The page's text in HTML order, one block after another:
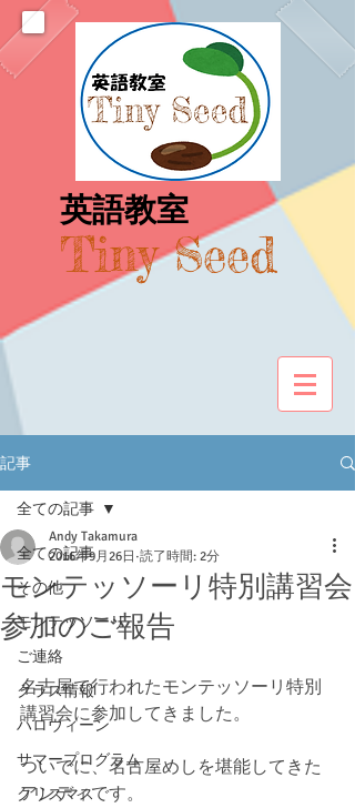
​英語教室
Tiny Seed
記事
全ての記事
その他
モンテッソーリ
ご連絡
クラス情報
ハロウィーン
サマープログラム
クリスマス
全ての記事
モンテッソーリ特別講習会
参加のご報告
Andy Takamura
2016年9月26日 読了時間: 2分
名古屋で行われたモンテッソーリ特別
講習会に参加してきました。
ついでに、名古屋めしを堪能してきた
アンディです。